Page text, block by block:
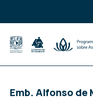
Emb. Alfonso de